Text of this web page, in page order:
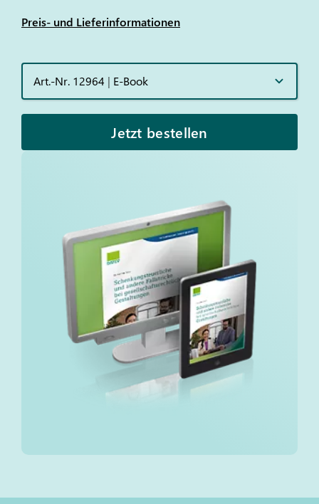
Preis- und Lieferinformationen
Art.-Nr. 12964 | E-Book
Jetzt bestellen